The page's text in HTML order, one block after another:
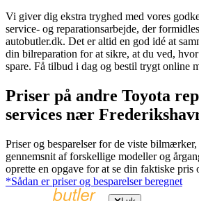
Vi giver dig ekstra tryghed med vores
service- og reparationsarbejde, der
autobutler.dk. Det er altid en god idé at
din bilreparation for at sikre, at du ved,
spare. Få tilbud i dag og bestil trygt online
Priser på andre Toyota
services nær
Priser og besparelser for de viste bilmærker,
gennemsnit af forskellige modeller og
oprette en opgave for at se din faktiske pris
*Sådan er priser og besparelser beregnet